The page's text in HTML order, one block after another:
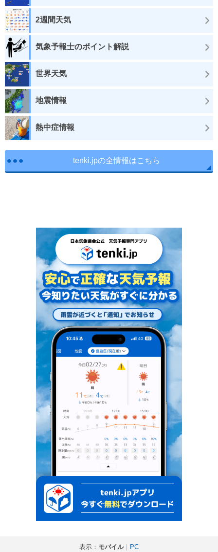
2週間天気
気象予報士のポイント解説
世界天気
地震情報
熱中症情報
tenki.jpの全情報はこちら
表示： モバイル｜ PC